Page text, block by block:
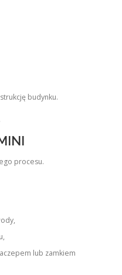
budynku.
procesu.
lub zamkiem